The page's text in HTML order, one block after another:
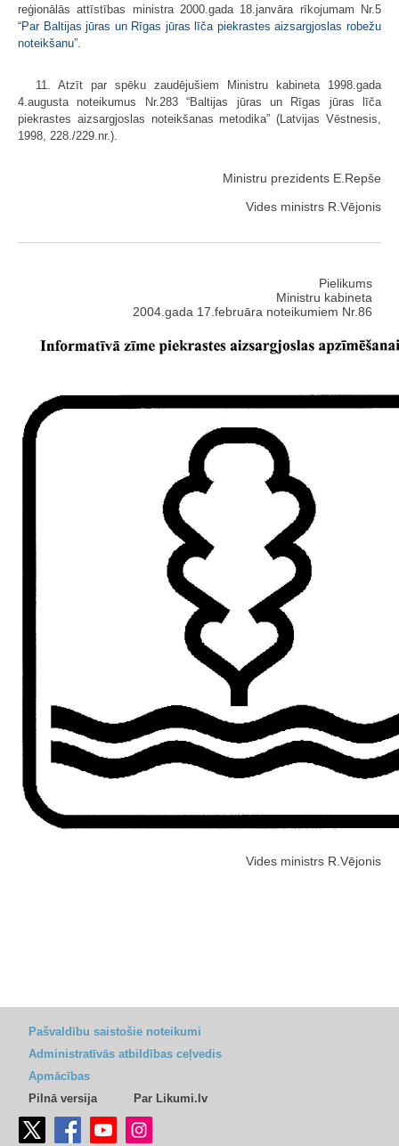
reģionālās attīstības ministra 2000.gada 18.janvāra rīkojumam Nr.5
“Par Baltijas jūras un Rīgas jūras līča piekrastes aizsargjoslas robežu
noteikšanu”.
11. Atzīt par spēku zaudējušiem Ministru kabineta 1998.gada
4.augusta noteikumus Nr.283 “Baltijas jūras un Rīgas jūras līča
piekrastes aizsargjoslas noteikšanas metodika” (Latvijas Vēstnesis,
1998, 228./229.nr.).
Ministru prezidents E.Repše
Vides ministrs R.Vējonis
Pielikums
Ministru kabineta
2004.gada 17.februāra noteikumiem Nr.86
Vides ministrs R.Vējonis
Pašvaldību saistošie noteikumi
Administratīvās atbildības ceļvedis
Apmācības
Pilnā versija
Par Likumi.lv